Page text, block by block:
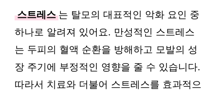
스트레스 는 탈모의 대표적인 악화 요인 중
하나로 알려져 있어요. 만성적인 스트레스
는 두피의 혈액 순환을 방해하고 모발의 성
장 주기에 부정적인 영향을 줄 수 있습니다.
따라서 치료와 더불어 스트레스를 효과적으